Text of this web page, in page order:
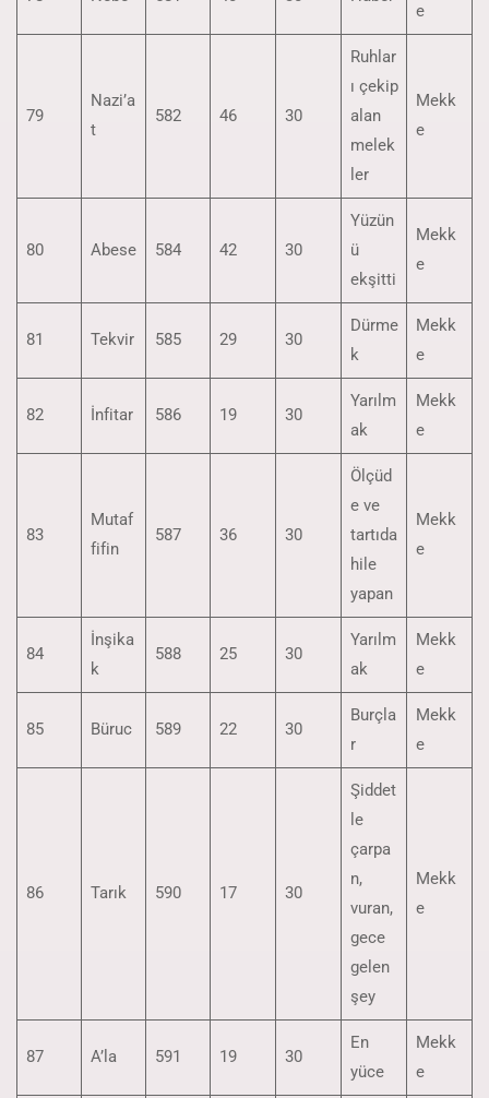
e
79
Nazi’a
t
582 46 30
Ruhlar
ı çekip
alan
melek
ler
Mekk
e
80 Abese 584 42 30
Yüzün
ü
ekşitti
Mekk
e
81 Tekvir 585 29 30
Dürme
k
Mekk
e
82 İnfitar 586 19 30
Yarılm
ak
Mekk
e
83
Mutaf
fifin
587 36 30
Ölçüd
e ve
tartıda
hile
yapan
Mekk
e
84
İnşika
k
588 25 30
Yarılm
ak
Mekk
e
85 Büruc 589 22 30
Burçla
r
Mekk
e
86 Tarık 590 17 30
Şiddet
le
çarpa
n,
vuran,
gece
gelen
şey
Mekk
e
87 A’la 591 19 30
En
yüce
Mekk
e